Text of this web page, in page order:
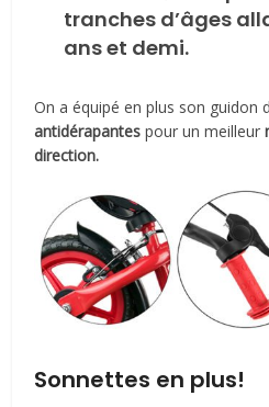
tranches d’âges
ans et demi.
On a équipé en plus son guidon
antidérapantes pour un meilleur
direction.
Sonnettes en plus!